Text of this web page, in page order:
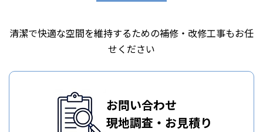
清潔で快適な空間を維持するための補修・改修工事もお任
せください
お問い合わせ
現地調査・お見積り